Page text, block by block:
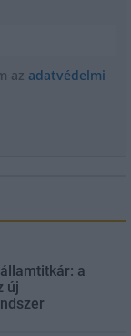
az adatvédelmi
a
új